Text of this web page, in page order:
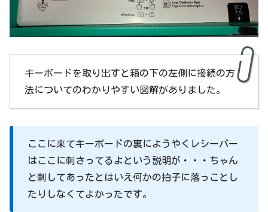
キーボードを取り出すと箱の下の左側に接続の方
法についてのわかりやすい図解がありました。
ここに来てキーボードの裏にようやくレシーバー
はここに刺さってるよという説明が・・・ちゃん
と刺してあったとはいえ何かの拍子に落っことし
たりしなくてよかったです。